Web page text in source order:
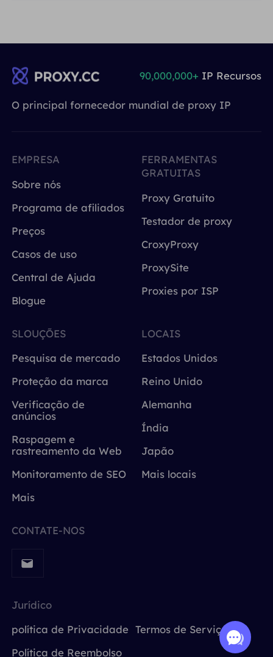
O principal fornecedor mundial de proxy IP
90,000,000+ IP Recursos
EMPRESA
Sobre nós
Programa de afiliados
Preços
Casos de uso
Central de Ajuda
Blogue
FERRAMENTAS
GRATUITAS
Proxy Gratuito
Testador de proxy
CroxyProxy
ProxySite
Proxies por ISP
SLOUÇÕES
Pesquisa de mercado
Proteção da marca
Verificação de
anúncios
Raspagem e
rastreamento da Web
Monitoramento de SEO
Mais
LOCAIS
Estados Unidos
Reino Unido
Alemanha
Índia
Japão
Mais locais
CONTATE-NOS
Jurídico
política de Privacidade Termos de Serviço
Política de Reembolso